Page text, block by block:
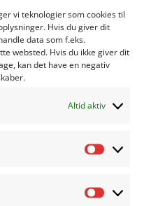
vi teknologier som cookies til
Hvis du giver dit
data som f.eks.
websted. Hvis du ikke giver dit
kan det have en negativ
Altid aktiv